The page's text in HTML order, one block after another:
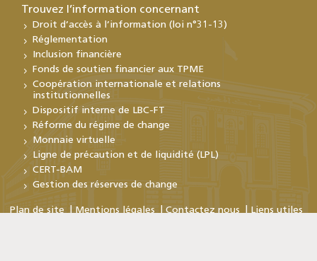
Trouvez l’information concernant
Droit d’accès à l’information (loi n°31-13)
Réglementation
Inclusion financière
Fonds de soutien financier aux TPME
Coopération internationale et relations
institutionnelles
Dispositif interne de LBC-FT
Réforme du régime de change
Monnaie virtuelle
Ligne de précaution et de liquidité (LPL)
CERT-BAM
Gestion des réserves de change
Plan de site Mentions légales Contactez nous Liens utiles